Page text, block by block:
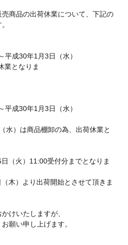
商品の出荷休業について、下記の
成30年1月3日（水）
業となりま
。
成30年1月3日（水）
水）は商品棚卸の為、出荷休業と
（火）11:00受付分までとなりま
木）より出荷開始とさせて頂きま
けいたしますが、
願い申し上げます。